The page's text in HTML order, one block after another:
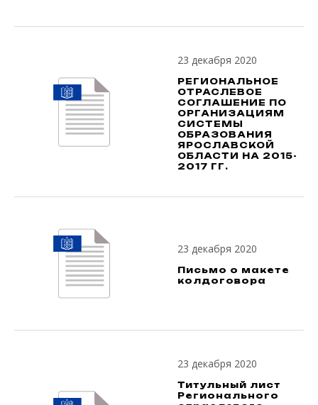
23 декабря 2020
РЕГИОНАЛЬНОЕ
ОТРАСЛЕВОЕ
СОГЛАШЕНИЕ ПО
ОРГАНИЗАЦИЯМ
СИСТЕМЫ
ОБРАЗОВАНИЯ
ЯРОСЛАВСКОЙ
ОБЛАСТИ НА 2015-
2017 ГГ.
23 декабря 2020
Письмо о макете
колдоговора
23 декабря 2020
Титульный лист
Регионального